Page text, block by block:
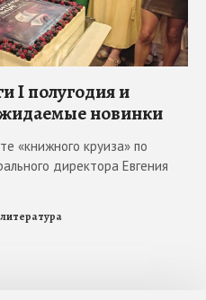
I полугодия и
новинки
«книжного круиза» по
директора Евгения